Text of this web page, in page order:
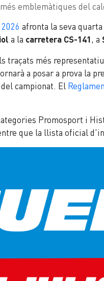
emblemàtiques del
afronta la seva
a la carretera CS-141, a
traçats més
a posar a prova la
campionat. El
Promosport i
que la llista oficial